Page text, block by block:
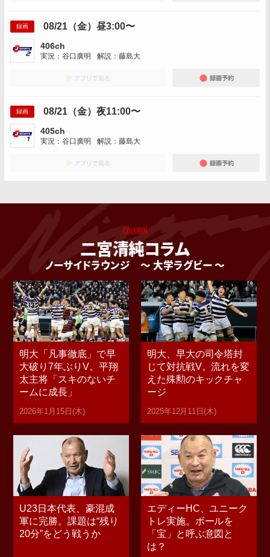
録画 08/21（金）昼3:00〜
406ch
実況：谷口廣明 解説：藤島大
録画 08/21（金）夜11:00〜
405ch
実況：谷口廣明 解説：藤島大
二宮清純コラム
ノーサイドラウンジ 〜 大学ラグビー 〜
COLUMN
明大「凡事徹底」で早
大破り7年ぶりV。平翔
太主将「スキのないチ
ームに成長」
2026年1月15日(木)
明大、早大の司令塔封
じて対抗戦V。流れを変
えた殊勲のキックチャ
ージ
2025年12月11日(木)
U23日本代表、豪混成
軍に完勝。課題は“残り
20分”をどう戦うか
エディーHC、ユニーク
トレ実施。ボールを
「宝」と呼ぶ意図と
は？